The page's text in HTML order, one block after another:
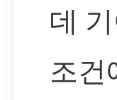
데
조건